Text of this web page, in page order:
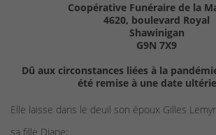
Coopérative Funéraire de la
4620, boulevard Royal
Shawinigan
G9N 7X9
Dû aux circonstances liées à la
été remise à une date
Elle laisse dans le deuil son époux Gilles
sa fille Diane;